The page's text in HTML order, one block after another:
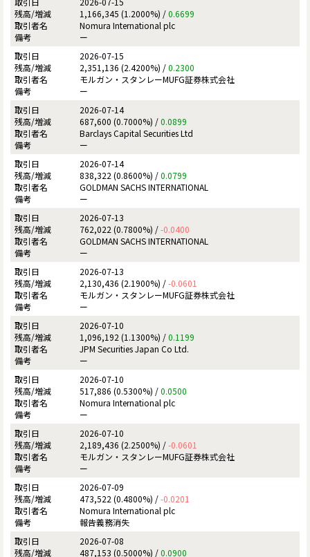
1,166,345 (1.2000%) /0.6699
Nomura International plc
ー
2026-07-15
2,351,136 (2.4200%) /0.2300
モルガン・スタンレーMUFG証券株式会社
ー
2026-07-14
687,600 (0.7000%) /0.0899
Barclays Capital Securities Ltd
ー
2026-07-14
838,322 (0.8600%) /0.0799
GOLDMAN SACHS INTERNATIONAL
ー
2026-07-13
762,022 (0.7800%) /-0.0400
GOLDMAN SACHS INTERNATIONAL
ー
2026-07-13
2,130,436 (2.1900%) /-0.0601
モルガン・スタンレーMUFG証券株式会社
ー
2026-07-10
1,096,192 (1.1300%) /0.1199
JPM Securities Japan Co Ltd.
ー
2026-07-10
517,886 (0.5300%) /0.0500
Nomura International plc
ー
2026-07-10
2,189,436 (2.2500%) /-0.0601
モルガン・スタンレーMUFG証券株式会社
ー
2026-07-09
473,522 (0.4800%) /-0.0201
Nomura International plc
報告義務消失
2026-07-08
487,153 (0.5000%) /0.0900